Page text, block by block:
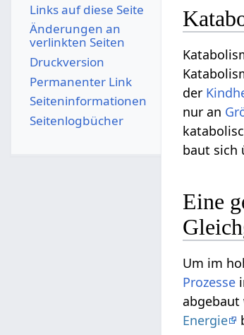
der
nur an
baut sich
Eine
Um im
Prozesse
abgebaut
Energie
Links auf diese Seite
Änderungen an
verlinkten Seiten
Druckversion
Permanenter Link
Seiten­­informationen
Seitenlogbücher